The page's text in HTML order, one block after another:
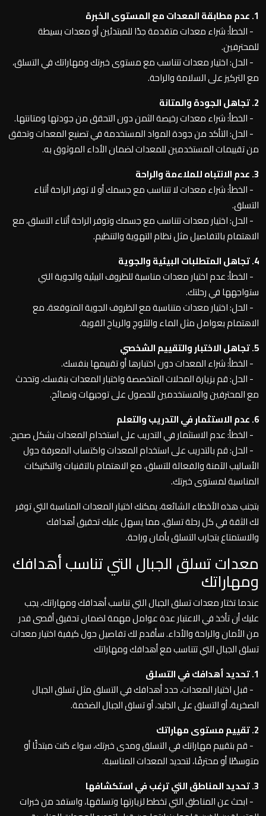
1. عدم مطابقة المعدات مع المستوى الخبرة
- الخطأ: شراء معدات متقدمة جدًا للمبتدئين أو معدات بسيطة
للمحترفين.
- الحل: اختيار معدات تتناسب مع مستوى خبرتك ومهاراتك في التسلق،
مع التركيز على السلامة والراحة.
2. تجاهل الجودة والمتانة
- الخطأ: شراء معدات رخيصة الثمن دون التحقق من جودتها ومتانتها.
- الحل: التأكد من جودة المواد المستخدمة في تصنيع المعدات وتحقق
من تقييمات المستخدمين للمعدات لضمان الأداء الموثوق به.
3. عدم الانتباه للملاءمة والراحة
- الخطأ: شراء معدات لا تتناسب مع جسمك أو لا توفر الراحة أثناء
التسلق.
- الحل: اختيار معدات تتناسب مع جسمك وتوفر الراحة أثناء التسلق، مع
الاهتمام بالتفاصيل مثل نظام التهوية والتنظيم.
4. تجاهل المتطلبات البيئية والجوية
- الخطأ: عدم اختيار معدات مناسبة للظروف البيئية والجوية التي
ستواجهها في رحلتك.
- الحل: اختيار معدات متناسبة مع الظروف الجوية المتوقعة، مع
الاهتمام بعوامل مثل الماء والثلوج والرياح القوية.
5. تجاهل الاختبار والتقييم الشخصي
- الخطأ: شراء المعدات دون اختبارها أو تقييمها بنفسك.
- الحل: قم بزيارة المحلات المتخصصة واختبار المعدات بنفسك، وتحدث
مع المحترفين والمستخدمين للحصول على توجيهات ونصائح.
6. عدم الاستثمار في التدريب والتعلم
- الخطأ: عدم الاستثمار في التدريب على استخدام المعدات بشكل صحيح.
- الحل: قم بالتدريب على استخدام المعدات واكتساب المعرفة حول
الأساليب الآمنة والفعالة للتسلق، مع الاهتمام بالتقنيات والتكتيكات
المناسبة لمستوى خبرتك.
بتجنب هذه الأخطاء الشائعة، يمكنك اختيار المعدات المناسبة التي توفر
لك الثقة في كل رحلة تسلق، مما يسهل عليك تحقيق أهدافك
والاستمتاع بتجارب التسلق بأمان وراحة.
معدات تسلق الجبال التي تناسب أهدافك
ومهاراتك
عندما تختار معدات تسلق الجبال التي تناسب أهدافك ومهاراتك، يجب
عليك أن تأخذ في الاعتبار عدة عوامل مهمة لضمان تحقيق أقصى قدر
من الأمان والراحة والأداء. سأقدم لك تفاصيل حول كيفية اختيار معدات
تسلق الجبال التي تتناسب مع أهدافك ومهاراتك
1. تحديد أهدافك في التسلق
- قبل اختيار المعدات، حدد أهدافك في التسلق مثل تسلق الجبال
الصخرية، أو التسلق على الجليد، أو تسلق الجبال الضخمة.
2. تقييم مستوى مهاراتك
- قم بتقييم مهاراتك في التسلق ومدى خبرتك، سواء كنت مبتدئًا أو
متوسطًا أو محترفًا، لتحديد المعدات المناسبة.
3. تحديد المناطق التي ترغب في استكشافها
- ابحث عن المناطق التي تخطط لزيارتها وتسلقها، واستفد من خبرات